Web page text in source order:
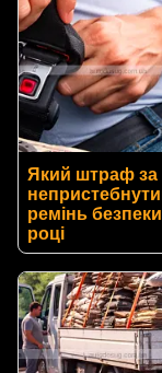
Який штраф за
ремінь
році